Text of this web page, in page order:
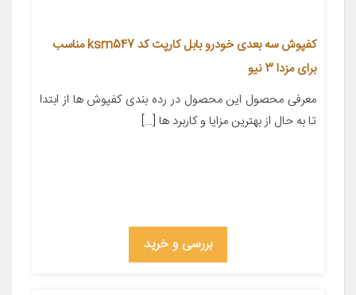
کفپوش سه بعدی خودرو بابل کارپت کد ksm547 مناسب
برای مزدا 3 نیو
معرفی محصول این محصول در رده بندی کفپوش ها از ابتدا
تا به حال از بهترین مزایا و کاربرد ها […]
بررسی و خرید